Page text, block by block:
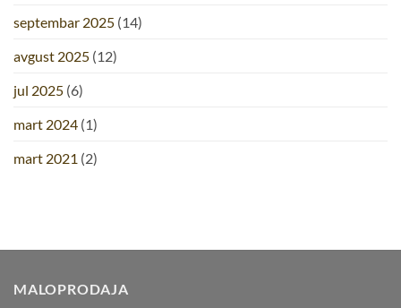
septembar 2025 (14)
avgust 2025 (12)
jul 2025 (6)
mart 2024 (1)
mart 2021 (2)
MALOPRODAJA